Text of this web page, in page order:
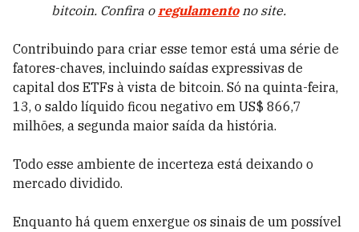
bitcoin. Confira oregulamento no site.
Contribuindo para criar esse temor está uma série de
fatores-chaves, incluindo saídas expressivas de
capital dos ETFs à vista de bitcoin. Só na quinta-feira,
13, o saldo líquido ficou negativo em US$ 866,7
milhões, a segunda maior saída da história.
Todo esse ambiente de incerteza está deixando o
mercado dividido.
Enquanto há quem enxergue os sinais de um possível